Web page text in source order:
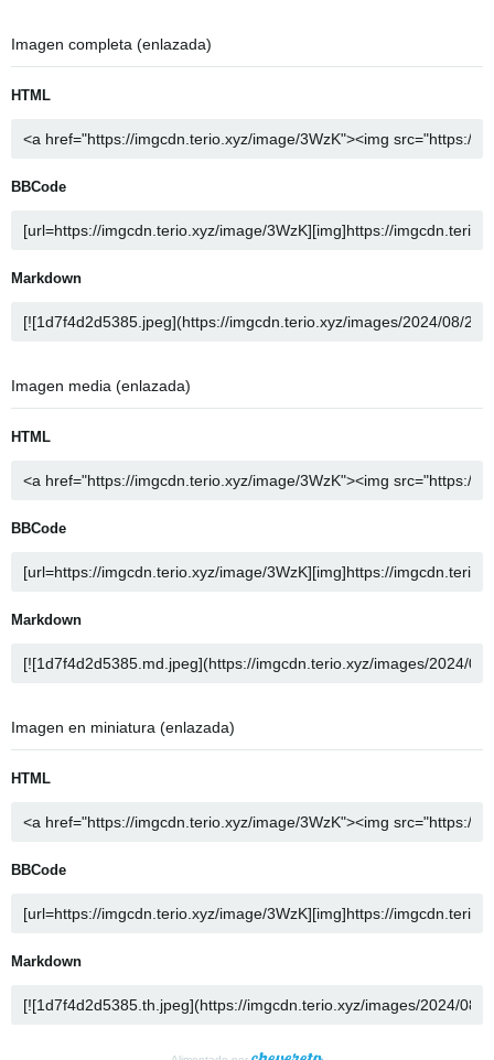
Imagen completa (enlazada)
HTML
BBCode
Markdown
Imagen media (enlazada)
HTML
BBCode
Markdown
Imagen en miniatura (enlazada)
HTML
BBCode
Markdown